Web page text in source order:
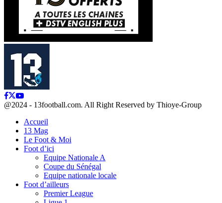
Facebook
Twitter
Youtube
@2024 - 13football.com. All Right Reserved by Thioye-Group
Accueil
13 Mag
Le Foot & Moi
Foot d’ici
Equipe Nationale A
Coupe du Sénégal
Equipe nationale locale
Foot d’ailleurs
Premier League